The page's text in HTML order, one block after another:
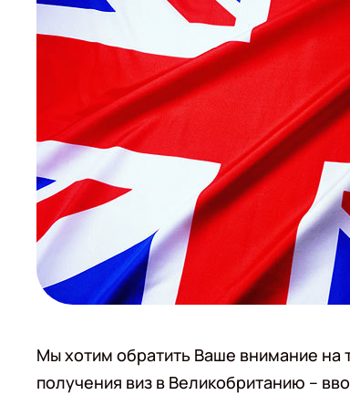
Мы хотим обратить Ваше внимание на
получения виз в Великобританию –